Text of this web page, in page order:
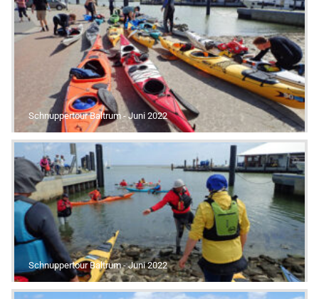
Schnuppertour Baltrum - Juni 2022
Schnuppertour Baltrum - Juni 2022